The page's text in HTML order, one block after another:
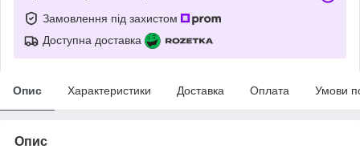
Замовлення під захистом
Доступна доставка
Опис Характеристики Доставка Оплата Умови
Опис